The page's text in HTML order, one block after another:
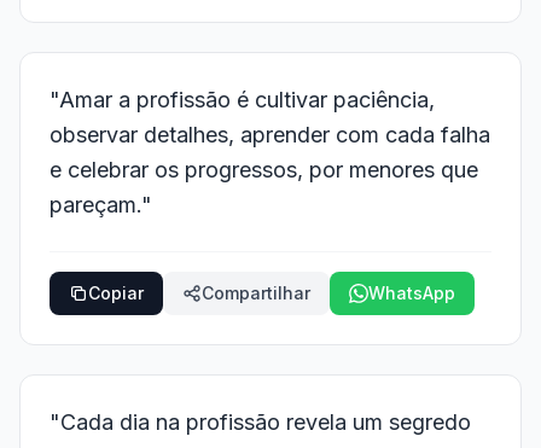
"Amar a profissão é cultivar paciência,
observar detalhes, aprender com cada falha
e celebrar os progressos, por menores que
pareçam."
Copiar Compartilhar WhatsApp
"Cada dia na profissão revela um segredo